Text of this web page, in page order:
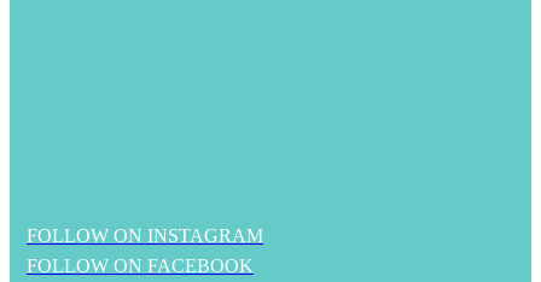
FOLLOW ON INSTAGRAM
FOLLOW ON FACEBOOK